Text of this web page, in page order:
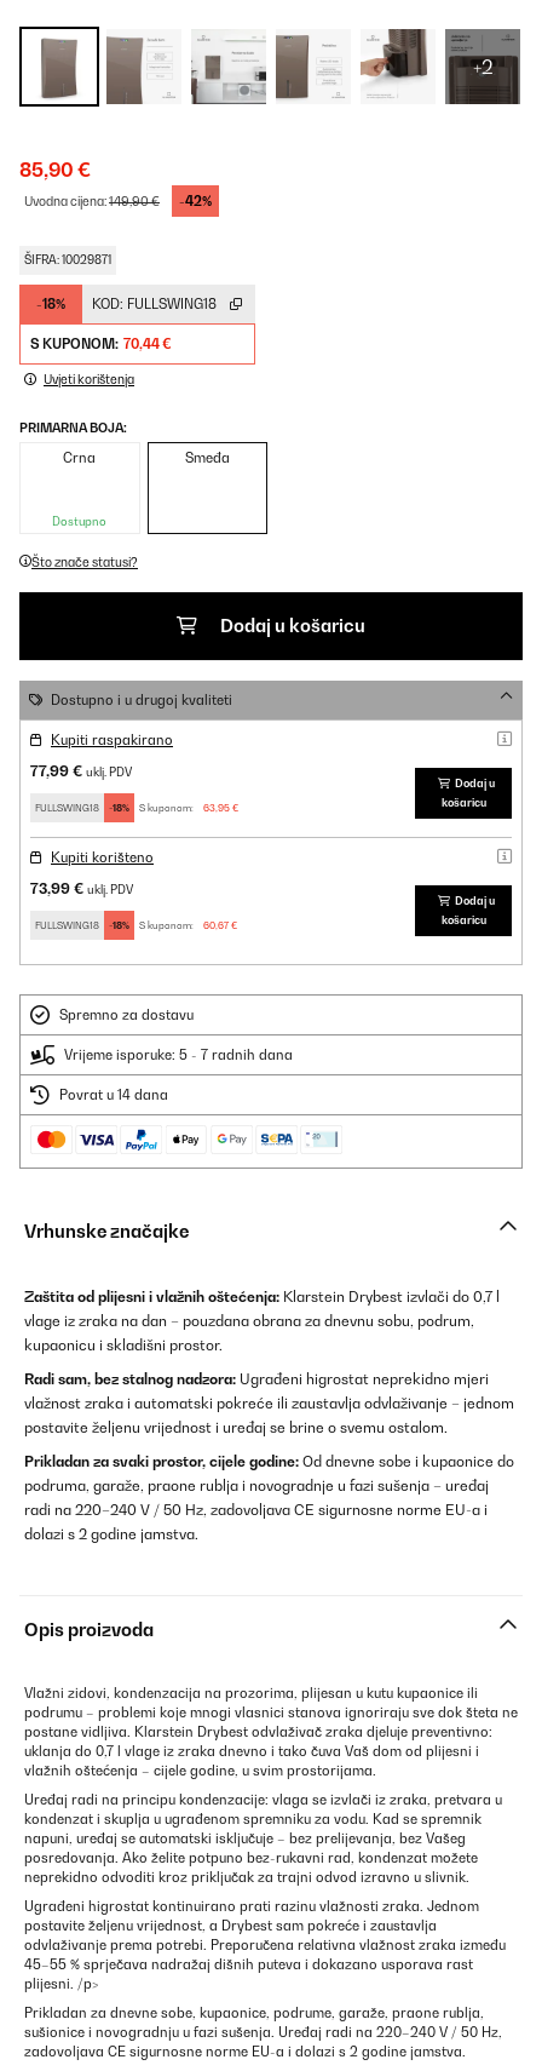
+2
85,90 €
Uvodna cijena:149,90 € -42%
ŠIFRA: 10029871
-18% KOD: FULLSWING18
S KUPONOM: 70,44 €
Uvjeti korištenja
PRIMARNA BOJA:
Crna
Dostupno
Smeđa
Što znače statusi?
Dodaj u košaricu
Dostupno i u drugoj kvaliteti
Kupiti raspakirano
77,99 € uklj. PDV
FULLSWING18 -18% S kuponom: 63,95 €
Dodaj u
košaricu
Kupiti korišteno
73,99 € uklj. PDV
FULLSWING18 -18% S kuponom: 60,67 €
Dodaj u
košaricu
Spremno za dostavu
Vrijeme isporuke: 5 - 7 radnih dana
Povrat u 14 dana
Vrhunske značajke
Zaštita od plijesni i vlažnih oštećenja: Klarstein Drybest izvlači do 0,7 l
vlage iz zraka na dan – pouzdana obrana za dnevnu sobu, podrum,
kupaonicu i skladišni prostor.
Radi sam, bez stalnog nadzora: Ugrađeni higrostat neprekidno mjeri
vlažnost zraka i automatski pokreće ili zaustavlja odvlaživanje – jednom
postavite željenu vrijednost i uređaj se brine o svemu ostalom.
Prikladan za svaki prostor, cijele godine: Od dnevne sobe i kupaonice do
podruma, garaže, praone rublja i novogradnje u fazi sušenja – uređaj
radi na 220–240 V / 50 Hz, zadovoljava CE sigurnosne norme EU-a i
dolazi s 2 godine jamstva.
Opis proizvoda
Vlažni zidovi, kondenzacija na prozorima, plijesan u kutu kupaonice ili
podrumu – problemi koje mnogi vlasnici stanova ignoriraju sve dok šteta ne
postane vidljiva. Klarstein Drybest odvlaživač zraka djeluje preventivno:
uklanja do 0,7 l vlage iz zraka dnevno i tako čuva Vaš dom od plijesni i
vlažnih oštećenja – cijele godine, u svim prostorijama.
Uređaj radi na principu kondenzacije: vlaga se izvlači iz zraka, pretvara u
kondenzat i skuplja u ugrađenom spremniku za vodu. Kad se spremnik
napuni, uređaj se automatski isključuje – bez prelijevanja, bez Vašeg
posredovanja. Ako želite potpuno bez-rukavni rad, kondenzat možete
neprekidno odvoditi kroz priključak za trajni odvod izravno u slivnik.
Ugrađeni higrostat kontinuirano prati razinu vlažnosti zraka. Jednom
postavite željenu vrijednost, a Drybest sam pokreće i zaustavlja
odvlaživanje prema potrebi. Preporučena relativna vlažnost zraka između
45–55 % sprječava nadražaj dišnih puteva i dokazano usporava rast
plijesni. /p>
Prikladan za dnevne sobe, kupaonice, podrume, garaže, praone rublja,
sušionice i novogradnju u fazi sušenja. Uređaj radi na 220–240 V / 50 Hz,
zadovoljava CE sigurnosne norme EU-a i dolazi s 2 godine jamstva.